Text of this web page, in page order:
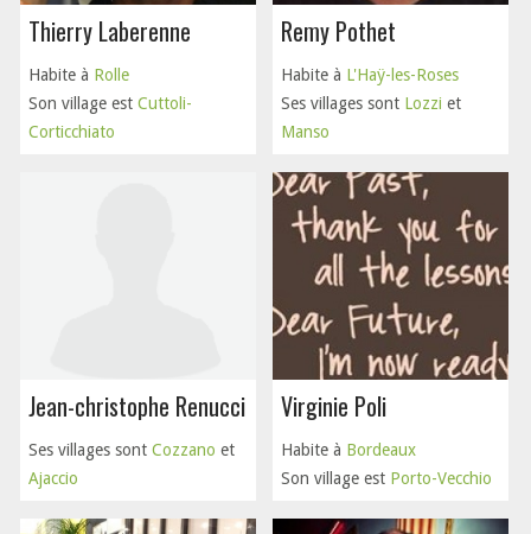
Thierry Laberenne
Habite à Rolle
Son village est Cuttoli-
Corticchiato
Remy Pothet
Habite à L'Haÿ-les-Roses
Ses villages sont Lozzi et
Manso
Jean-christophe Renucci
Ses villages sont Cozzano et
Ajaccio
Virginie Poli
Habite à Bordeaux
Son village est Porto-Vecchio